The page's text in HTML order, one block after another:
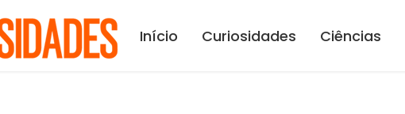
Início Curiosidades Ciências